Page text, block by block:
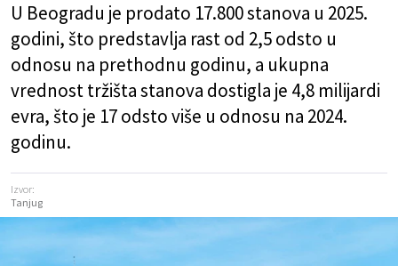
U Beogradu je prodato 17.800 stanova u 2025.
godini, što predstavlja rast od 2,5 odsto u
odnosu na prethodnu godinu, a ukupna
vrednost tržišta stanova dostigla je 4,8 milijardi
evra, što je 17 odsto više u odnosu na 2024.
godinu.
Izvor:
Tanjug